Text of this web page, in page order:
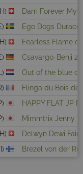
Darri Forever My
Ego Dogs
Fearless Flame
Csavargo-Benji
Out of the blue of
Flinga du Bois
HAPPY FLAT JP
Mimmtrix Jenny
Delwyn Dewi
Brezel von der